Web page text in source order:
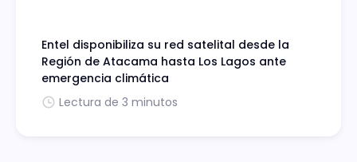
Entel disponibiliza su red satelital desde la
Región de Atacama hasta Los Lagos ante
emergencia climática
Lectura de 3 minutos